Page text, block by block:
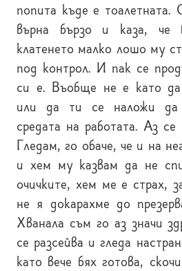
попита къде е
върна бързо и каза, че
клатенето малко лошо му
под контрол. И пак се
си е. Въобще не е като да
или да ти се наложи да
средата на работата. Аз
Гледам, го обаче, че и на
и хем му казвам да не
очичките, хем ме е страх,
не я докарахме до
Хванала съм го аз значи
се разсейва и гледа
като вече бях готова,